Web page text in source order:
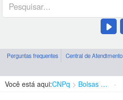
Perguntas frequentes Central de Atendimento
Você está aqui:CNPq Bolsas e Auxílios Vigentes